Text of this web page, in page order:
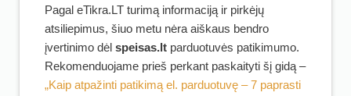
Pagal eTikra.LT turimą informaciją ir pirkėjų
atsiliepimus, šiuo metu nėra aiškaus bendro
įvertinimo dėl speisas.lt parduotuvės patikimumo.
Rekomenduojame prieš perkant paskaityti šį gidą –
„Kaip atpažinti patikimą el. parduotuvę – 7 paprasti